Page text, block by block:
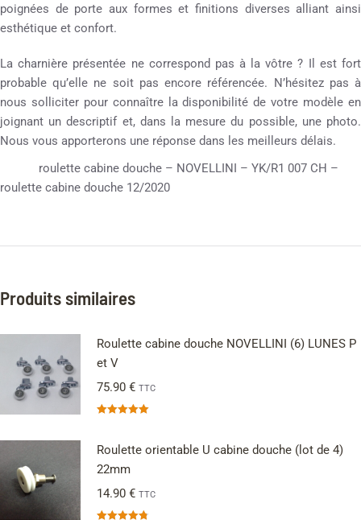
poignées de porte aux formes et finitions diverses alliant ainsi
esthétique et confort.
La charnière présentée ne correspond pas à la vôtre ? Il est fort
probable qu’elle ne soit pas encore référencée. N’hésitez pas à
nous solliciter pour connaître la disponibilité de votre modèle en
joignant un descriptif et, dans la mesure du possible, une photo.
Nous vous apporterons une réponse dans les meilleurs délais.
roulette cabine douche – NOVELLINI – YK/R1 007 CH –
roulette cabine douche 12/2020
Produits similaires
Roulette cabine douche NOVELLINI (6) LUNES P
et V
75.90 € TTC
Roulette orientable U cabine douche (lot de 4)
22mm
14.90 € TTC